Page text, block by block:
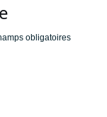
obligatoires